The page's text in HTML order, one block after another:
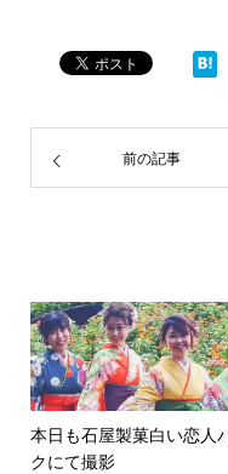
前の記事
本日も石屋製菓白い恋人
クにて撮影